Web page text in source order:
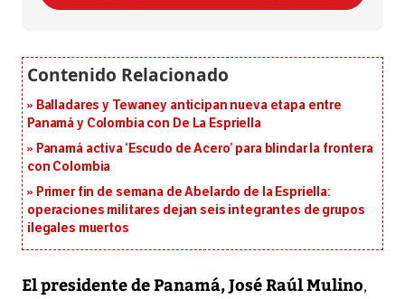
Balladares y Tewaney anticipan nueva etapa entre
Panamá y Colombia con De La Espriella
Panamá activa ‘Escudo de Acero’ para blindar la frontera
con Colombia
Primer fin de semana de Abelardo de la Espriella:
operaciones militares dejan seis integrantes de grupos
ilegales muertos
El presidente de Panamá, José Raúl Mulino,